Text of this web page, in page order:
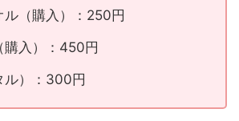
ル（購入）：250円
購入）：450円
ル）：300円